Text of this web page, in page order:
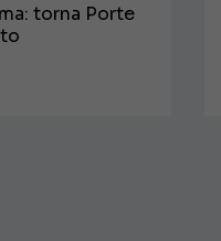
torna Porte